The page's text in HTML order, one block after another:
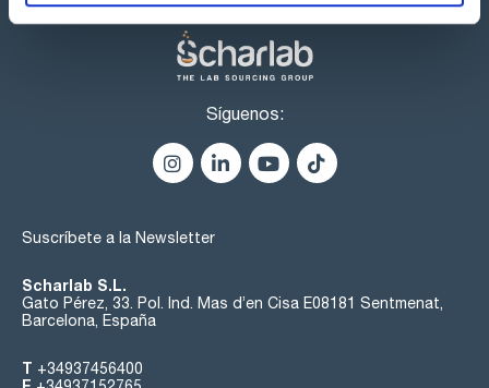
Síguenos:
Suscríbete a la Newsletter
Scharlab S.L.
Gato Pérez, 33. Pol. Ind. Mas d’en Cisa E08181 Sentmenat,
Barcelona, España
T +34937456400